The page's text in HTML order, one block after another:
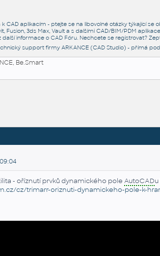
CAD aplikacím - ptejte se na libovolné otázky týkající
Fusion, 3ds Max, Vault a s dalšími CAD/BIM/PDM
další informace o CAD Fóru. Nechcete se registrovat?
support firmy ARKANCE (CAD Studio) - přímá
Be.Smart
- oříznutí prvků dynamického pole AutoCAD
cz/trimarr-oriznuti-dynamickeho-pole-k-